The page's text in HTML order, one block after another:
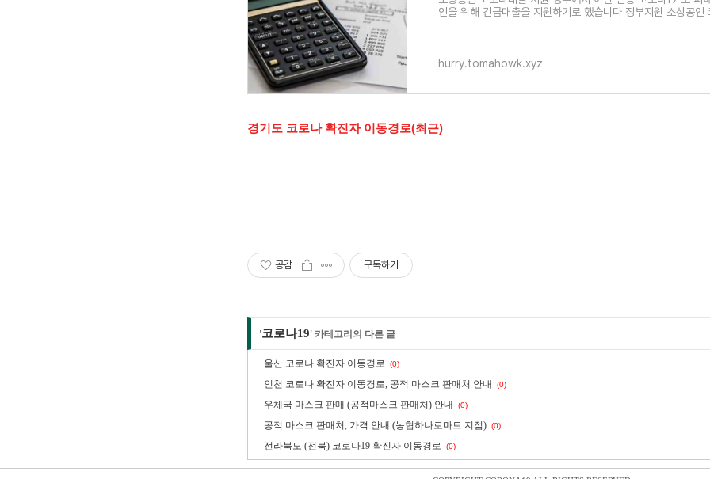
인을 위해 긴급대출을 지원하기로 했습니다 정부지원 소상공인
hurry.tomahowk.xyz
경기도 코로나 확진자 이동경로(최근)
공감 구독하기
'코로나19' 카테고리의 다른 글
울산 코로나 확진자 이동경로 (0)
인천 코로나 확진자 이동경로, 공적 마스크 판매처 안내 (0)
우체국 마스크 판매 (공적마스크 판매처) 안내 (0)
공적 마스크 판매처, 가격 안내 (농협하나로마트 지점) (0)
전라북도 (전북) 코로나19 확진자 이동경로 (0)